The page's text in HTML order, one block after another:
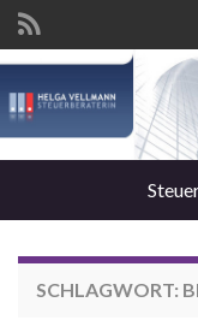
SCHLAGWORT: